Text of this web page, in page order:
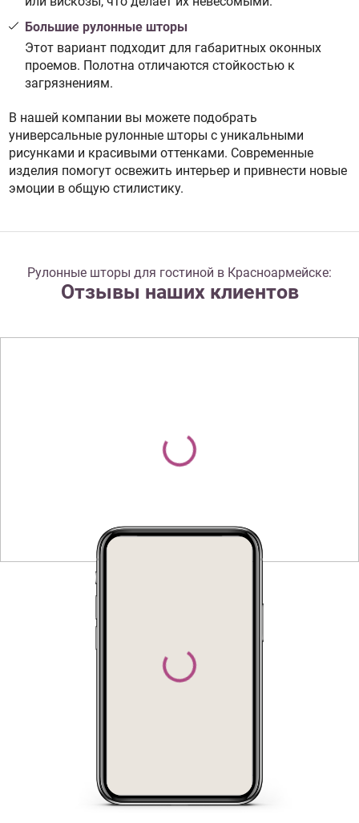
Большие рулонные шторы
Этот вариант подходит для габаритных оконных
проемов. Полотна отличаются стойкостью к
загрязнениям.
В нашей компании вы можете подобрать
универсальные рулонные шторы с уникальными
рисунками и красивыми оттенками. Современные
изделия помогут освежить интерьер и привнести новые
эмоции в общую стилистику.
Рулонные шторы для гостиной в Красноармейске:
Отзывы наших клиентов